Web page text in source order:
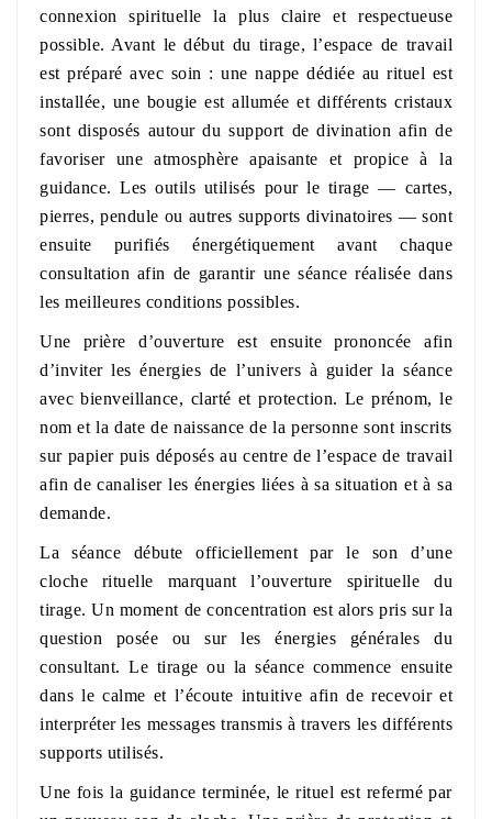
connexion spirituelle la plus claire et respectueuse
possible. Avant le début du tirage, l’espace de travail
est préparé avec soin : une nappe dédiée au rituel est
installée, une bougie est allumée et différents cristaux
sont disposés autour du support de divination afin de
favoriser une atmosphère apaisante et propice à la
guidance. Les outils utilisés pour le tirage — cartes,
pierres, pendule ou autres supports divinatoires — sont
ensuite purifiés énergétiquement avant chaque
consultation afin de garantir une séance réalisée dans
les meilleures conditions possibles.
Une prière d’ouverture est ensuite prononcée afin
d’inviter les énergies de l’univers à guider la séance
avec bienveillance, clarté et protection. Le prénom, le
nom et la date de naissance de la personne sont inscrits
sur papier puis déposés au centre de l’espace de travail
afin de canaliser les énergies liées à sa situation et à sa
demande.
La séance débute officiellement par le son d’une
cloche rituelle marquant l’ouverture spirituelle du
tirage. Un moment de concentration est alors pris sur la
question posée ou sur les énergies générales du
consultant. Le tirage ou la séance commence ensuite
dans le calme et l’écoute intuitive afin de recevoir et
interpréter les messages transmis à travers les différents
supports utilisés.
Une fois la guidance terminée, le rituel est refermé par